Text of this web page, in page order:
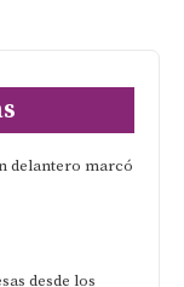
delantero marcó
desde los